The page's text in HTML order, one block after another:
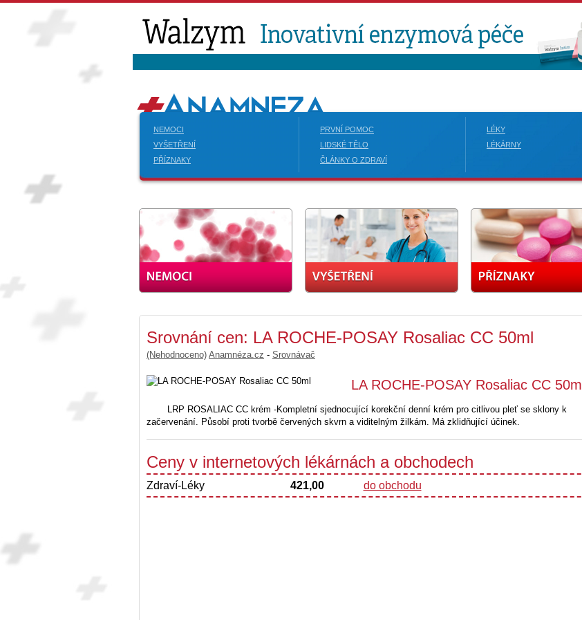
NEMOCI
VYŠETŘENÍ
PŘÍZNAKY
PRVNÍ POMOC
LIDSKÉ TĚLO
ČLÁNKY O ZDRAVÍ
LÉKY
LÉKÁRNY
Srovnání cen: LA ROCHE-POSAY Rosaliac CC 50ml
(Nehodnoceno) Anamnéza.cz - Srovnávač
LA ROCHE-POSAY Rosaliac CC 50ml
LRP ROSALIAC CC krém -Kompletní sjednocující korekční denní krém pro citlivou pleť se sklony k
začervenání. Působí proti tvorbě červených skvrn a viditelným žilkám. Má zklidňující účinek.
Ceny v internetových lékárnách a obchodech
Zdraví-Léky 421,00 do obchodu